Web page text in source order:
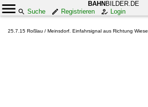
BAHN BILDER.DE
Suche
Registrieren Login
25.7.15 Roßlau / Meinsdorf. Einfahrsignal aus Richtung